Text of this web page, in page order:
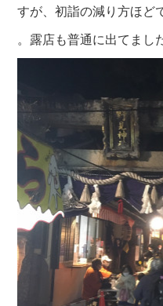
すが、初詣の減り方ほど
。露店も普通に出てまし